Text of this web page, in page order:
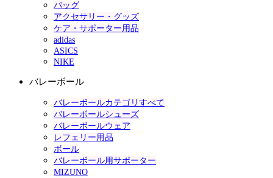
バッグ
アクセサリー・グッズ
ケア・サポーター用品
adidas
ASICS
NIKE
バレーボール
バレーボールカテゴリすべて
バレーボールシューズ
バレーボールウェア
レフェリー用品
ボール
バレーボール用サポーター
MIZUNO